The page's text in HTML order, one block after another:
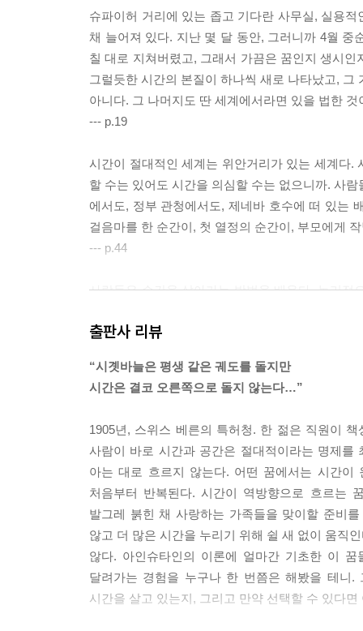
슈파이허 거리에 있는 좁고 기다란 사무실, 실용
채 늘어져 있다. 지난 몇 달 동안, 그러니까 4월
칠 대로 지쳐버렸고, 그래서 가끔은 꿈인지 생시
그럴듯한 시간의 본질이 하나씩 새로 나타났고,
아니다. 그 나머지도 딴 세계에서라면 있을 법한 것
--- p.19
시간이 절대적인 세계는 위안거리가 있는 세계다.
할 수는 있어도 시간을 의심할 수는 없으니까. 사
에서도, 정부 관청에서도, 제네바 호수에 떠 있는
걸음마를 한 순간이, 첫 열정의 순간이, 부모에게
--- p.44
사람들은 순간을 살아가는 방법을 배운다. 논리적
은 저마다 시간 속에서 섬처럼 따로 떠 있는 것이
아인슈타인은 마찬가지로 키가 작은 베소 쪽으로
이 없을 수도 있다는 점이다. 피조물이 머리가 좋
다는 것이다. 나아가 이 시간이라는 연굿거리는
--- p.56
세계가 끝나기 1분 전에는 다들 미술관 광장에
없다. 말하는 사람도 없다. 그지없이 조용해서 오
이다.
--- p.62
출판사 리뷰
“시곗바늘은 평생 같은 궤도를 돌지만
시간은 결코 오른쪽으로 돌지 않는다…”
1905년, 스위스 베른의 특허청. 한 젊은 직원이
사람이 바로 시간과 공간은 절대적이라는 명제를
아는 대로 흐르지 않는다. 어떤 꿈에서는 시간이
처음부터 반복된다. 시간이 역방향으로 흐르는
발그레 붉힌 채 사랑하는 가족들을 맞이할 준비
않고 더 많은 시간을 누리기 위해 쉴 새 없이 움직
않다. 아인슈타인의 이론에 얼마간 기초한 이
달려가는 경험을 누구나 한 번쯤은 해봤을 테니
시간을 살고 있는지, 그리고 만약 선택할 수 있다